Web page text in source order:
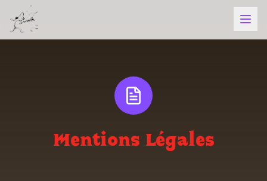
Mentions Légales